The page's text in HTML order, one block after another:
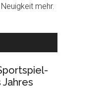
mehr.